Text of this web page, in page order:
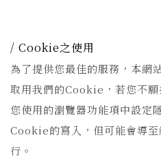
Cookie之使用
為了提供您最佳的服務，本網
取用我們的Cookie，若您不
您使用的瀏覽器功能項中設定
Cookie的寫入，但可能會導
行。